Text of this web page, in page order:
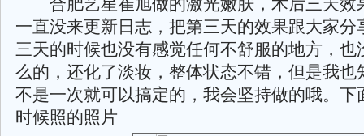
合肥艺星崔旭做的激光嫩肤，术后三天效
一直没来更新日志，把第三天的效果跟大家分
三天的时候也没有感觉任何不舒服的地方，也
么的，还化了淡妆，整体状态不错，但是我也
不是一次就可以搞定的，我会坚持做的哦。下
时候照的照片